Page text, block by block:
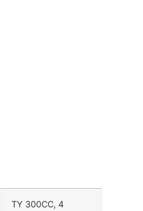
TY 300CC, 4